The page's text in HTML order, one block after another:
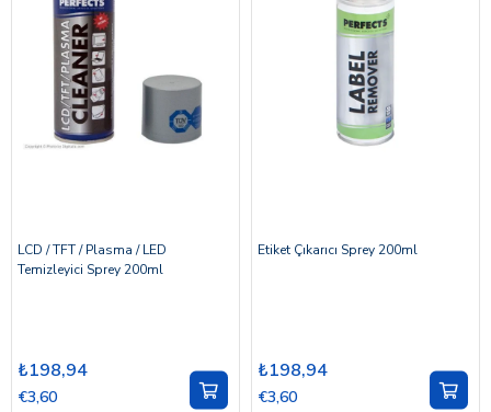
LCD / TFT / Plasma / LED
Temizleyici Sprey 200ml
₺198,94
€3,60
Etiket Çıkarıcı Sprey 200ml
₺198,94
€3,60